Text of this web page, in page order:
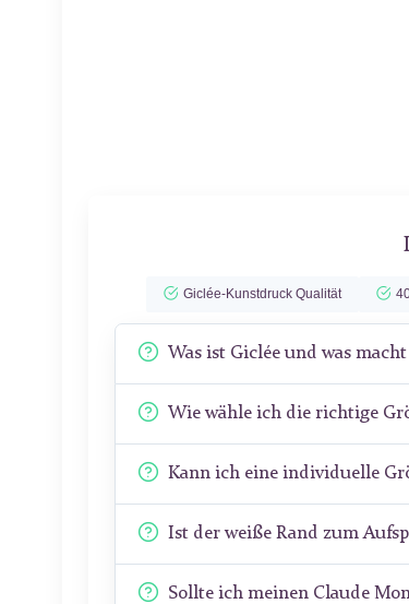
Giclée-Kunstdruck Qualität
Was ist Giclée und was
Wie wähle ich die richtige
Kann ich eine individuelle
Ist der weiße Rand zum
Sollte ich meinen Claude